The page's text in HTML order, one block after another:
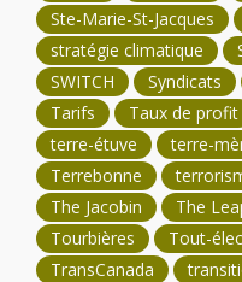
Ste-Marie-St-Jacques
stratégie climatique
SWITCH
Syndicats
Tarifs
Taux de profit
terre-étuve
terre-
Terrebonne
The Jacobin
The
Tourbières
Tout-
TransCanada